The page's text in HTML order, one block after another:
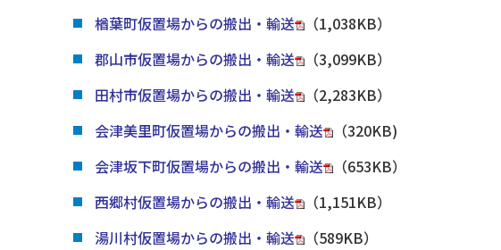
楢葉町仮置場からの搬出・輸送
（1,038KB）
郡山市仮置場からの搬出・輸送
（3,099KB）
田村市仮置場からの搬出・輸送
（2,283KB）
会津美里町仮置場からの搬出・輸送
（320KB)
会津坂下町仮置場からの搬出・輸送
（653KB）
西郷村仮置場からの搬出・輸送
（1,151KB）
湯川村仮置場からの搬出・輸送
（589KB）